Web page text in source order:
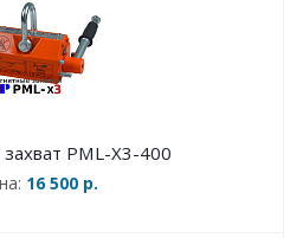
PML-X3-400
16 500 р.